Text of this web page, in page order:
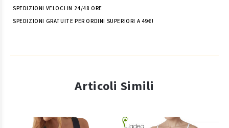
SPEDIZIONI VELOCI IN 24/48 ORE
SPEDIZIONI GRATUITE PER ORDINI SUPERIORI A 49€!
Articoli Simili